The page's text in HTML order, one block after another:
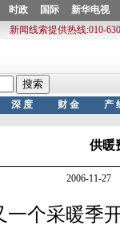
供暖
2006-11-27
个采暖季